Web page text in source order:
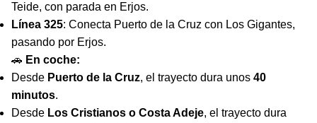
Teide, con parada en Erjos.
Línea 325: Conecta Puerto de la Cruz con Los Gigantes,
pasando por Erjos.
🚗 En coche:
Desde Puerto de la Cruz, el trayecto dura unos 40
minutos.
Desde Los Cristianos o Costa Adeje, el trayecto dura